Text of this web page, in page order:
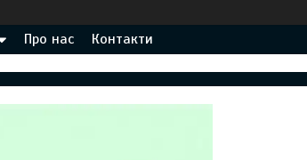
Про нас Контакти